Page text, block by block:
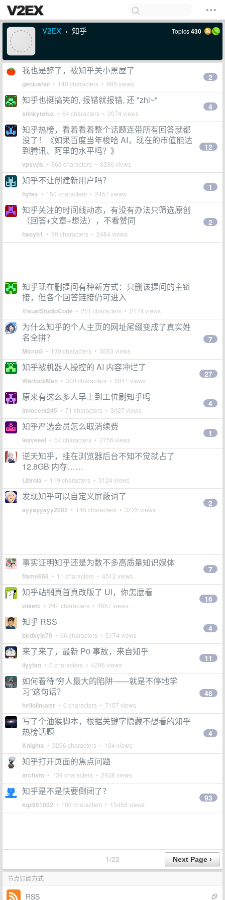
V2EX › 知乎 Topics430
我也是醉了，被知乎关小黑屋了
geniushui • 140 characters • 985 views
2
知乎也挺搞笑的, 报错就报错, 还 "zhi~"
stinkytofux • 64 characters • 2074 views
4
知乎热榜，看着看着整个话题连带所有回答就都
没了！《如果百度当年梭哈 AI，现在的市值能达
到腾讯、阿里的水平吗？》
vpsvps • 363 characters • 3336 views
12
知乎不让创建新用户吗？
hytex • 150 characters • 2457 views
1
知乎关注的时间线动态，有没有办法只筛选原创
（回答+文章+想法），不看赞同
haoyh1 • 90 characters • 2484 views
2
知乎现在删提问有种新方式：只删该提问的主链
接，但各个回答链接仍可进入
VisualStudioCode • 251 characters • 2174 views
为什么知乎的个人主页的网址尾缀变成了真实姓
名全拼？
MicroG • 130 characters • 3563 views
7
知乎被机器人操控的 AI 内容冲烂了
WarlockMan • 300 characters • 5841 views
27
原来有这么多人早上到工位刷知乎吗
innocent245 • 71 characters • 3027 views
4
知乎严选会员怎么取消续费
leaveeel • 54 characters • 2756 views
1
逆天知乎，挂在浏览器后台不知不觉就占了
12.8GB 内存……
Librola • 119 characters • 3124 views
发现知乎可以自定义屏蔽词了
ayyayyayy2002 • 145 characters • 3225 views
2
事实证明知乎还是为数不多高质量知识媒体
flame666 • 11 characters • 4512 views
7
知乎站網頁首頁改版了 UI，你怎麼看
wisetc • 244 characters • 4657 views
16
知乎 RSS
birdkyle79 • 66 characters • 5174 views
4
来了来了，最新 P0 事故，来自知乎
ilyyfan • 0 characters • 4296 views
11
如何看待“穷人最大的陷阱——就是不停地学
习”这句话？
hellolinuxer • 0 characters • 7157 views
48
写了个油猴脚本，根据关键字隐藏不想看的知乎
热榜话题
Knights • 3266 characters • 104 views
4
知乎打开页面的焦点问题
archxm • 139 characters • 2938 views
知乎是不是快要倒闭了？
kqz901002 • 106 characters • 15458 views
93
1/22
节点订阅方式
RSS